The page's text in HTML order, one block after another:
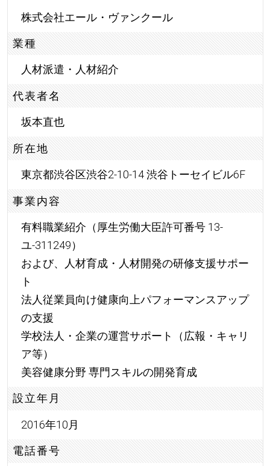
株式会社エール・ヴァンクール
業種
人材派遣・人材紹介
代表者名
坂本直也
所在地
東京都渋谷区渋谷2-10-14 渋谷トーセイビル6F
事業内容
有料職業紹介（厚生労働大臣許可番号 13-
ユ-311249）
および、人材育成・人材開発の研修支援サポー
ト
法人従業員向け健康向上パフォーマンスアップ
の支援
学校法人・企業の運営サポート（広報・キャリ
ア等）
美容健康分野 専門スキルの開発育成
設立年月
2016年10月
電話番号